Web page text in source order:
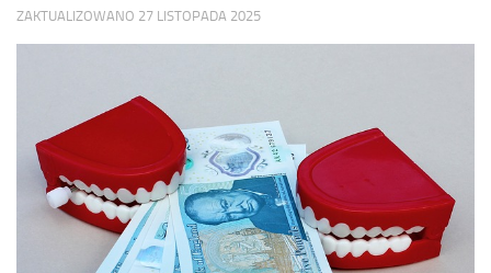
ZAKTUALIZOWANO 27 LISTOPADA 2025